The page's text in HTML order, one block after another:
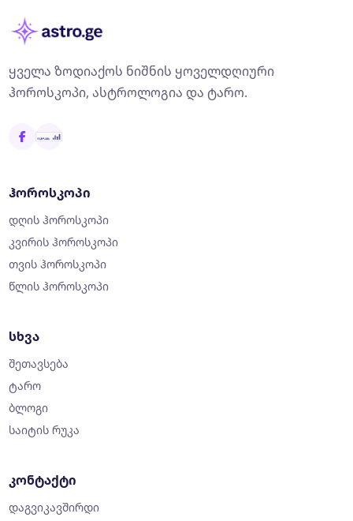
ყველა ზოდიაქოს ნიშნის ყოველდღიური
ჰოროსკოპი, ასტროლოგია და ტარო.
ჰოროსკოპი
დღის ჰოროსკოპი
კვირის ჰოროსკოპი
თვის ჰოროსკოპი
წლის ჰოროსკოპი
სხვა
შეთავსება
ტარო
ბლოგი
საიტის რუკა
კონტაქტი
დაგვიკავშირდი